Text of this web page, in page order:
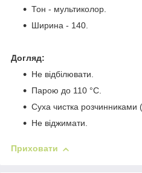
Тон - мультиколор.
Ширина - 140.
Догляд:
Не відбілювати.
Парою до 110 °C.
Суха чистка розчинниками
Не віджимати.
Приховати